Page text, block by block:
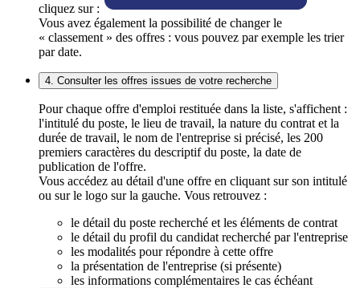
cliquez sur :
Vous avez également la possibilité de changer le
« classement » des offres : vous pouvez par exemple les trier
par date.
4. Consulter les offres issues de votre recherche
Pour chaque offre d'emploi restituée dans la liste, s'affichent :
l'intitulé du poste, le lieu de travail, la nature du contrat et la
durée de travail, le nom de l'entreprise si précisé, les 200
premiers caractères du descriptif du poste, la date de
publication de l'offre.
Vous accédez au détail d'une offre en cliquant sur son intitulé
ou sur le logo sur la gauche. Vous retrouvez :
le détail du poste recherché et les éléments de contrat
le détail du profil du candidat recherché par l'entreprise
les modalités pour répondre à cette offre
la présentation de l'entreprise (si présente)
les informations complémentaires le cas échéant